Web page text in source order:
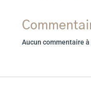
Aucun commentaire à